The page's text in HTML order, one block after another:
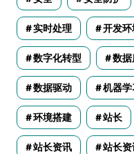
实时处理 开发环
数字化转型 数据
数据驱动 机器学
环境搭建 站长
站长资讯 站长